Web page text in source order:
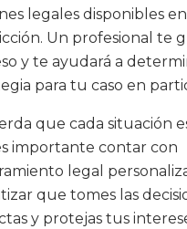
legales disponibles
Un profesional te
y te ayudará a
para tu caso en
que cada situación
importante contar con
legal
que tomes las
y protejas tus